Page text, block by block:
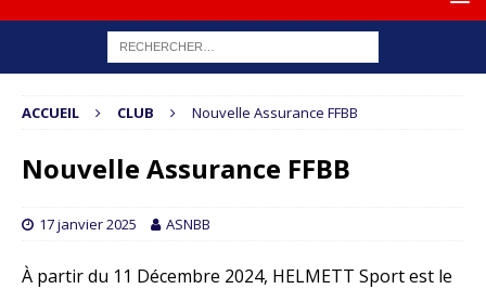
ACCUEIL CLUB Nouvelle Assurance FFBB
Nouvelle Assurance FFBB
17 janvier 2025 ASNBB
À partir du 11 Décembre 2024, HELMETT Sport est le